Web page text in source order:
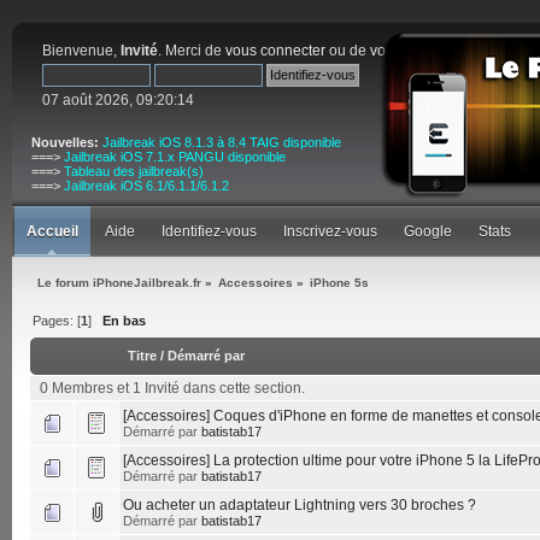
Bienvenue, Invité. Merci de vous connecter ou de vous inscrire
07 août 2026, 09:20:14
Nouvelles: Jailbreak iOS 8.1.3 à 8.4 TAIG disponible
===> Jailbreak iOS 7.1.x PANGU disponible
===> Tableau des jailbreak(s)
===> Jailbreak iOS 6.1/6.1.1/6.1.2
Accueil Aide Identifiez-vous Inscrivez-vous Google Stats
Le forum iPhoneJailbreak.fr » Accessoires » iPhone 5s
Pages: [1] En bas
Titre/ Démarré par
0 Membres et 1 Invité dans cette section.
[Accessoires] Coques d'iPhone en forme de manettes et
Démarré par batistab17
[Accessoires] La protection ultime pour votre iPhone 5 la
Démarré par batistab17
Ou acheter un adaptateur Lightning vers 30 broches ?
Démarré par batistab17